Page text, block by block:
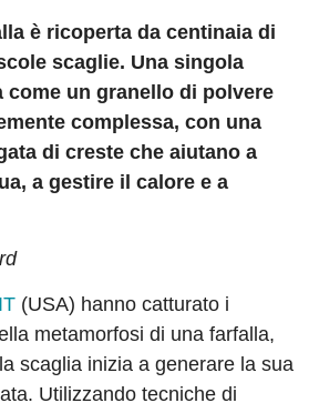
è ricoperta da centinaia di
scaglie. Una singola
come un granello di polvere
complessa, con una
di creste che aiutano a
a gestire il calore e a
(USA) hanno catturato i
metamorfosi di una farfalla,
scaglia inizia a generare la sua
Utilizzando tecniche di